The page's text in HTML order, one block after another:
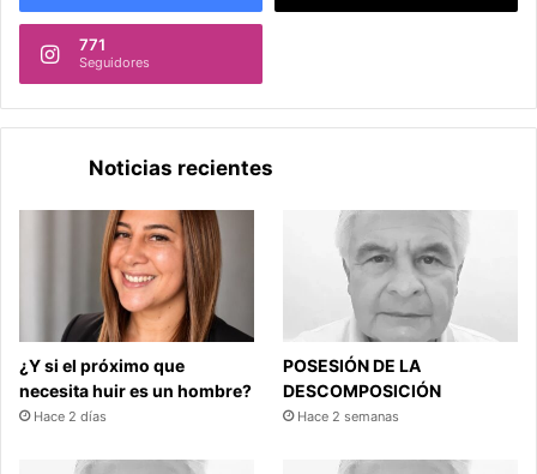
771
Seguidores
Noticias recientes
¿Y si el próximo que
necesita huir es un hombre?
Hace 2 días
POSESIÓN DE LA
DESCOMPOSICIÓN
Hace 2 semanas